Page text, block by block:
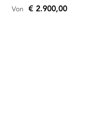
Von € 2.900,00